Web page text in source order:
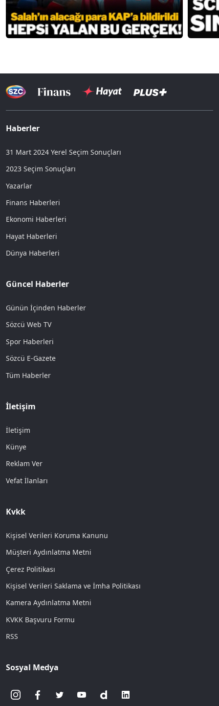
Haberler
31 Mart 2024 Yerel Seçim Sonuçları
2023 Seçim Sonuçları
Yazarlar
Finans Haberleri
Ekonomi Haberleri
Hayat Haberleri
Dünya Haberleri
Güncel Haberler
Günün İçinden Haberler
Sözcü Web TV
Spor Haberleri
Sözcü E-Gazete
Tüm Haberler
İletişim
İletişim
Künye
Reklam Ver
Vefat İlanları
Kvkk
Kişisel Verileri Koruma Kanunu
Müşteri Aydınlatma Metni
Çerez Politikası
Kişisel Verileri Saklama ve İmha Politikası
Kamera Aydınlatma Metni
KVKK Başvuru Formu
RSS
Sosyal Medya